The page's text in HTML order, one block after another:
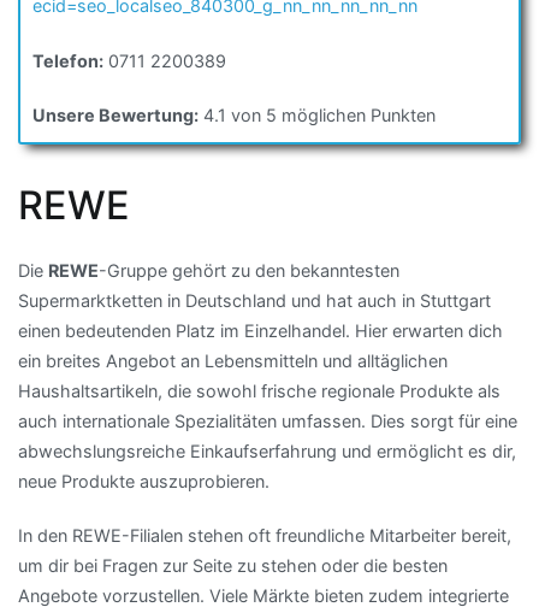
ecid=seo_localseo_840300_g_nn_nn_nn_nn_nn
Telefon: 0711 2200389
Unsere Bewertung: 4.1 von 5 möglichen Punkten
REWE
Die REWE-Gruppe gehört zu den bekanntesten
Supermarktketten in Deutschland und hat auch in Stuttgart
einen bedeutenden Platz im Einzelhandel. Hier erwarten dich
ein breites Angebot an Lebensmitteln und alltäglichen
Haushaltsartikeln, die sowohl frische regionale Produkte als
auch internationale Spezialitäten umfassen. Dies sorgt für eine
abwechslungsreiche Einkaufserfahrung und ermöglicht es dir,
neue Produkte auszuprobieren.
In den REWE-Filialen stehen oft freundliche Mitarbeiter bereit,
um dir bei Fragen zur Seite zu stehen oder die besten
Angebote vorzustellen. Viele Märkte bieten zudem integrierte